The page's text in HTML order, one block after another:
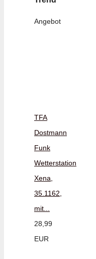
Angebot
TFA
Dostmann
Funk
Wetterstation
Xena,
35.1162,
mit...
28,99
EUR